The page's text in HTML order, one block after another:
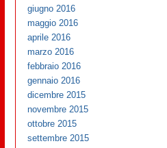
giugno 2016
maggio 2016
aprile 2016
marzo 2016
febbraio 2016
gennaio 2016
dicembre 2015
novembre 2015
ottobre 2015
settembre 2015